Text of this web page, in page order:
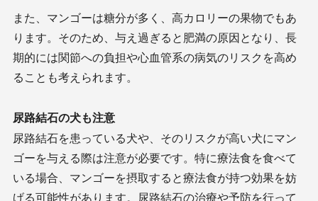
また、マンゴーは糖分が多く、高カロリーの果物でもあ
ります。そのため、与え過ぎると肥満の原因となり、長
期的には関節への負担や心血管系の病気のリスクを高め
ることも考えられます。
尿路結石の犬も注意
尿路結石を患っている犬や、そのリスクが高い犬にマン
ゴーを与える際は注意が必要です。特に療法食を食べて
いる場合、マンゴーを摂取すると療法食が持つ効果を妨
げる可能性があります。尿路結石の治療や予防を行って